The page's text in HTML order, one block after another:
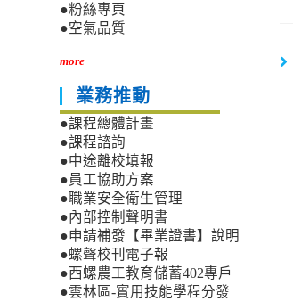
●粉絲專頁
●空氣品質
more
業務推動
●課程總體計畫
●課程諮詢
●中途離校填報
●員工協助方案
●職業安全衛生管理
●內部控制聲明書
●申請補發【畢業證書】說明
●螺聲校刊電子報
●西螺農工教育儲蓄402專戶
●雲林區-實用技能學程分發